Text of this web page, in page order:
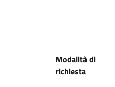
Modalità di
richiesta